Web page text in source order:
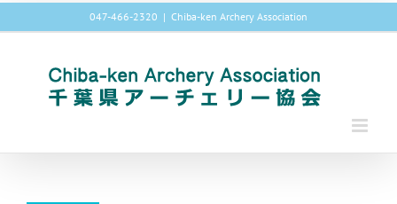
047-466-2320 | Chiba-ken Archery Association